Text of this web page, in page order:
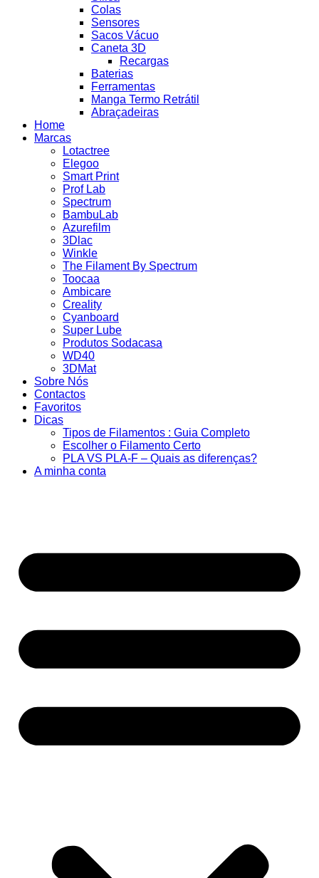
Colas
Sensores
Sacos Vácuo
Caneta 3D
Recargas
Baterias
Ferramentas
Manga Termo Retrátil
Abraçadeiras
Home
Marcas
Lotactree
Elegoo
Smart Print
Prof Lab
Spectrum
BambuLab
Azurefilm
3Dlac
Winkle
The Filament By Spectrum
Toocaa
Ambicare
Creality
Cyanboard
Super Lube
Produtos Sodacasa
WD40
3DMat
Sobre Nós
Contactos
Favoritos
Dicas
Tipos de Filamentos : Guia Completo
Escolher o Filamento Certo
PLA VS PLA-F – Quais as diferenças?
A minha conta